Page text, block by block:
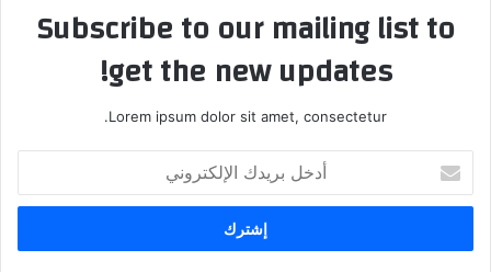
Subscribe to our mailing list to
get the new updates!
Lorem ipsum dolor sit amet, consectetur.
بريدك
الإلكتروني